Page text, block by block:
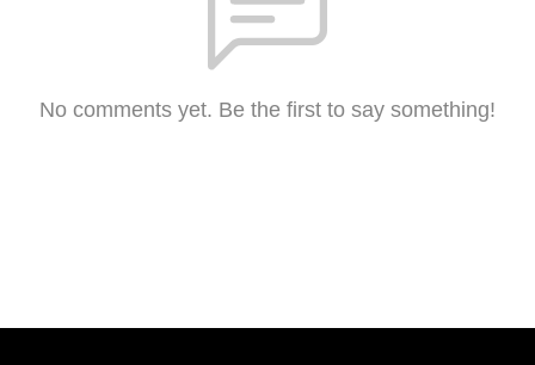
No comments yet. Be the first to say something!